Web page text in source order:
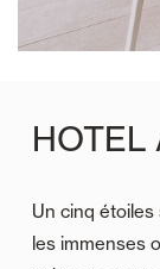
HOTEL
Un cinq
les immenses